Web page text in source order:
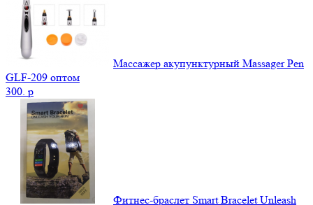
Массажер акупунктурный Massager Pen
GLF-209 оптом
300. p
Фитнес-браслет Smart Bracelet Unleash